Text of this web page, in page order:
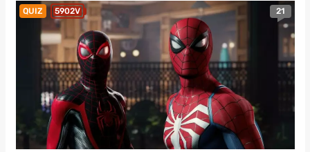
QUIZ 5902V 21